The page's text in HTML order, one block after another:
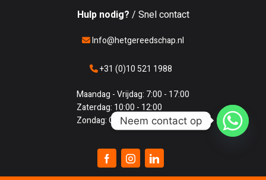
Hulp nodig? / Snel contact
Info@hetgereedschap.nl
+31 (0)10 521 1988
Maandag - Vrijdag: 7:00 - 17:00
Zaterdag: 10:00 - 12:00
Zondag: GeslotenNeem contact op